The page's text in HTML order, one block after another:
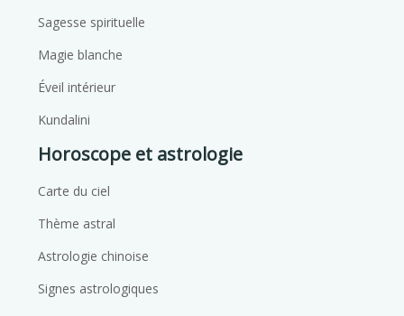
Sagesse spirituelle
Magie blanche
Éveil intérieur
Kundalini
Horoscope et astrologie
Carte du ciel
Thème astral
Astrologie chinoise
Signes astrologiques